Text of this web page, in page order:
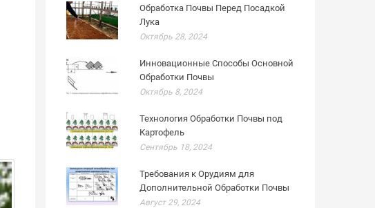
Обработка Почвы Перед Посадкой
Лука
Октябрь 28, 2024
Инновационные Способы Основной
Обработки Почвы
Октябрь 8, 2024
Технология Обработки Почвы под
Картофель
Сентябрь 18, 2024
Требования к Орудиям для
Дополнительной Обработки Почвы
Август 29, 2024